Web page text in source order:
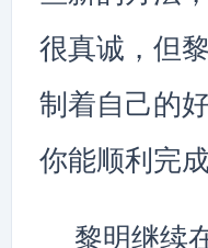
很真诚，但
制着自己的
你能顺利完
黎明继续